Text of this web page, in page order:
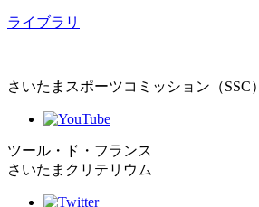
ライブラリ
さいたまスポーツコミッション（SSC）
ツール・ド・フランス
さいたまクリテリウム